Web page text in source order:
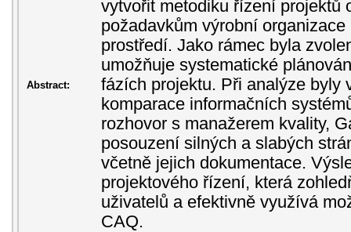
Abstract:
vytvořit metodiku řízení projektů
požadavkům výrobní
prostředí. Jako rámec byla
umožňuje systematické
fázích projektu. Při analýze byly
komparace informačních
rozhovor s manažerem kvality,
posouzení silných a slabých
včetně jejich dokumentace.
projektového řízení, která
uživatelů a efektivně využívá
CAQ.